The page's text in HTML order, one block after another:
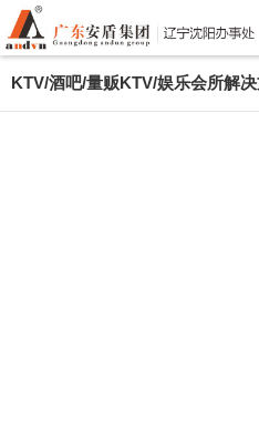
KTV/酒吧/量贩KTV/娱乐会所解